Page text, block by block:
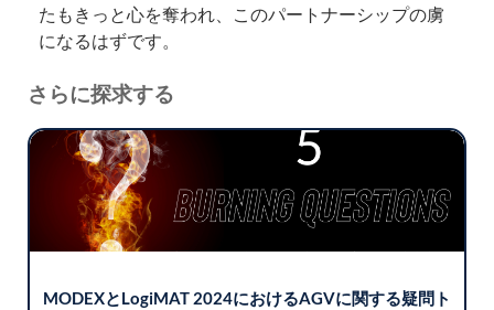
たもきっと心を奪われ、このパートナーシップの虜
になるはずです。
さらに探求する
MODEXとLogiMAT 2024におけるAGVに関する疑問ト